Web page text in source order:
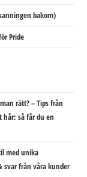
bakom)
Pride
rätt? – Tips från
hår: så får du en
med unika
svar från våra kunder